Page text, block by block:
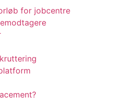
for jobcentre